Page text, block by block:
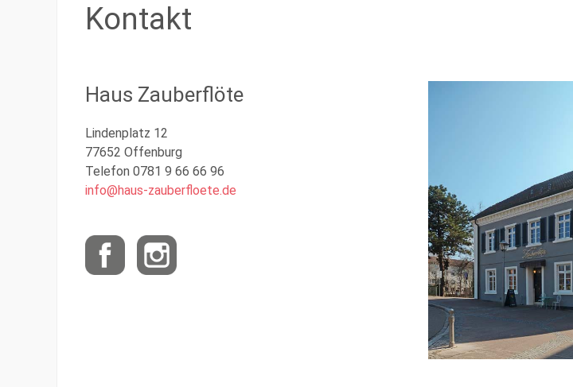
Kontakt
Haus Zauberflöte
Lindenplatz 12
77652 Offenburg
Telefon 0781 9 66 66 96
info@haus-zauberfloete.de